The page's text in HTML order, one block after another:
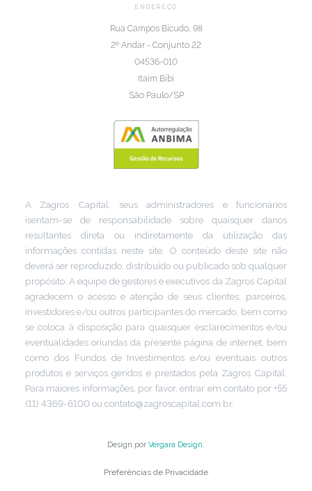
ENDEREÇO
Rua Campos Bicudo, 98
2º Andar - Conjunto 22
04536-010
Itaim Bibi
São Paulo/SP
A Zagros Capital, seus administradores e funcionários
isentam-se de responsabilidade sobre quaisquer danos
resultantes direta ou indiretamente da utilização das
informações contidas neste site. O conteúdo deste site não
deverá ser reproduzido, distribuído ou publicado sob qualquer
propósito. A equipe de gestores e executivos da Zagros Capital
agradecem o acesso e atenção de seus clientes, parceiros,
investidores e/ou outros participantes do mercado, bem como
se coloca à disposição para quaisquer esclarecimentos e/ou
eventualidades oriundas da presente página de internet, bem
como dos Fundos de Investimentos e/ou eventuais outros
produtos e serviços geridos e prestados pela Zagros Capital.
Para maiores informações, por favor, entrar em contato por +55
(11) 4369-6100 ou contato@zagroscapital.com.br.
Design por Vergara Design
Preferências de Privacidade